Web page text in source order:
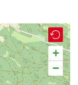
+
−